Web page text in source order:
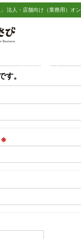
法人・店舗向け（業務用）オ
す。
※